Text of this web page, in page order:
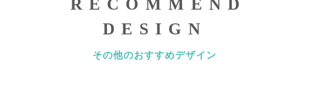
RECOMMEND
DESIGN
その他のおすすめデザイン